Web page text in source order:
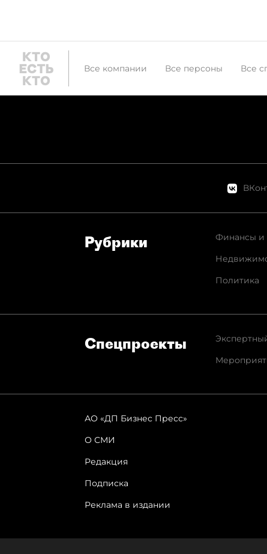
Все компании Все персоны Все
Рубрики
Финансы и
Политика
Спец­проекты
АО «ДП Бизнес Пресс»
О СМИ
Редакция
Подписка
Реклама в издании